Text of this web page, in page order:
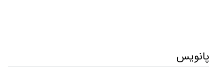
پانویس